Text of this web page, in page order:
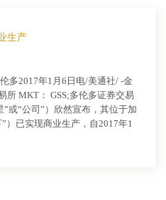
生产
多2017年1月6日电/美通社/ -金
所 MKT： GSS;多伦多证券交易
”或“公司”）欣然宣布，其位于加
）已实现商业生产，自2017年1